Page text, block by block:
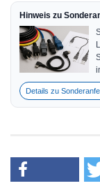
Hinweis zu
Details zu